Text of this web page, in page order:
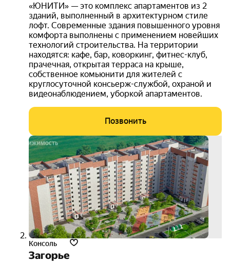
«ЮНИТИ» — это комплекс апартаментов из 2
зданий, выполненный в архитектурном стиле
лофт. Современные здания повышенного уровня
комфорта выполнены с применением новейших
технологий строительства. На территории
находятся: кафе, бар, коворкинг, фитнес-клуб,
прачечная, открытая терраса на крыше,
собственное комьюнити для жителей с
круглосуточной консьерж-службой, охраной и
видеонаблюдением, уборкой апартаментов.
Позвонить
Консоль
Загорье